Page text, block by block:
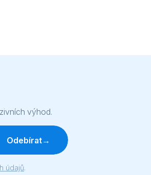
výhod.
Odebírat→
údajů.